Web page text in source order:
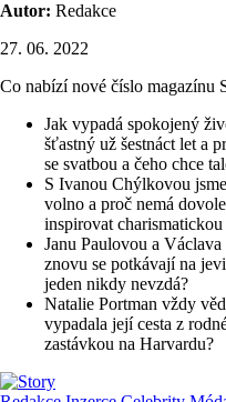
Autor: Redakce
27. 06. 2022
Co nabízí nové číslo magazínu
Jak vypadá spokojený
šťastný už šestnáct let a
se svatbou a čeho chce
S Ivanou Chýlkovou
volno a proč nemá
inspirovat charismatickou
Janu Paulovou a
znovu se potkávají na
jeden nikdy nevzdá?
Natalie Portman vždy
vypadala její cesta z
zastávkou na Harvardu?